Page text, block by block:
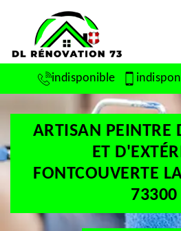
indisponible
ARTISAN PEINTRE
ET
FONTCOUVERTE
73300